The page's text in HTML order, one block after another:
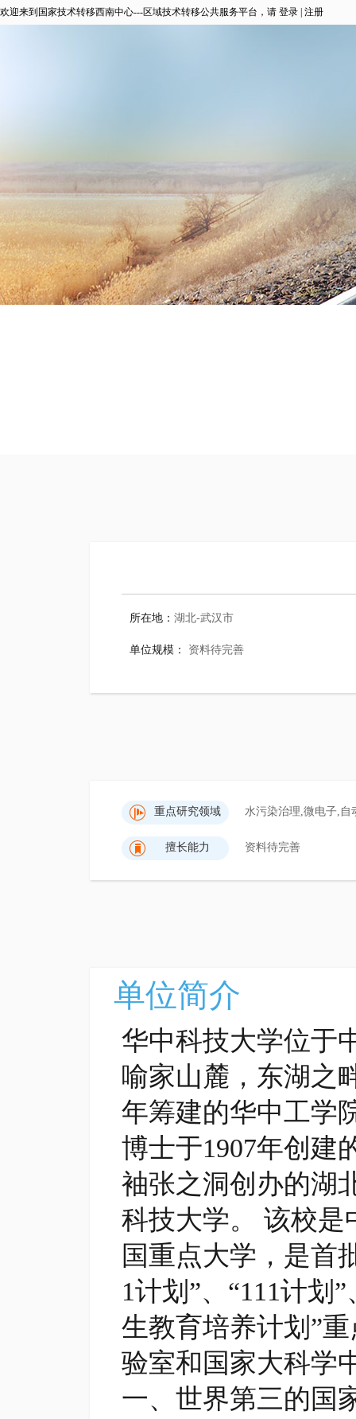
欢迎来到国家技术转移西南中心---区域技术转移公共服务平台，请 登录 注册
所在地： 湖北-武汉市
单位规模： 资料待完善
重点研究领域 水污染治理,微电子,自
擅长能力 资料待完善
单位简介
华中科技大学位于
喻家山麓，东湖之
年筹建的华中工学
博士于1907年创建
袖张之洞创办的湖
科技大学。 该校是
国重点大学，是首
1计划”、“111计划
生教育培养计划”
验室和国家大科学
一、世界第三的国